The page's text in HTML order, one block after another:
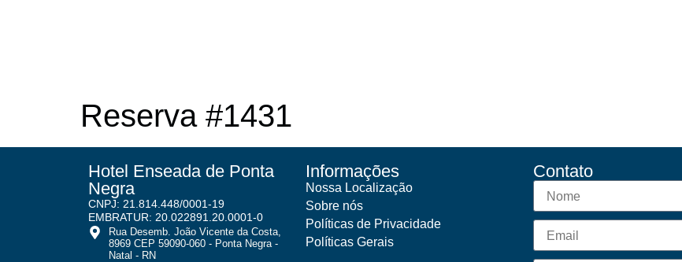
Reserva #1431
Hotel Enseada de Ponta
Negra
CNPJ: 21.814.448/0001-19
EMBRATUR: 20.022891.20.0001-0
Rua Desemb. João Vicente da Costa,
8969 CEP 59090-060 - Ponta Negra -
Natal - RN
Informações
Nossa Localização
Sobre nós
Políticas de Privacidade
Políticas Gerais
Contato